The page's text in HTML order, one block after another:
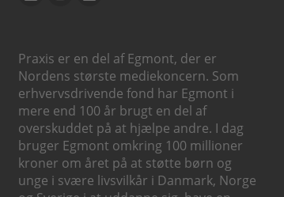
Praxis er en del af Egmont, der er
Nordens største mediekoncern. Som
erhvervsdrivende fond har Egmont i
mere end 100 år brugt en del af
overskuddet på at hjælpe andre. I dag
bruger Egmont omkring 100 millioner
kroner om året på at støtte børn og
unge i svære livsvilkår i Danmark, Norge